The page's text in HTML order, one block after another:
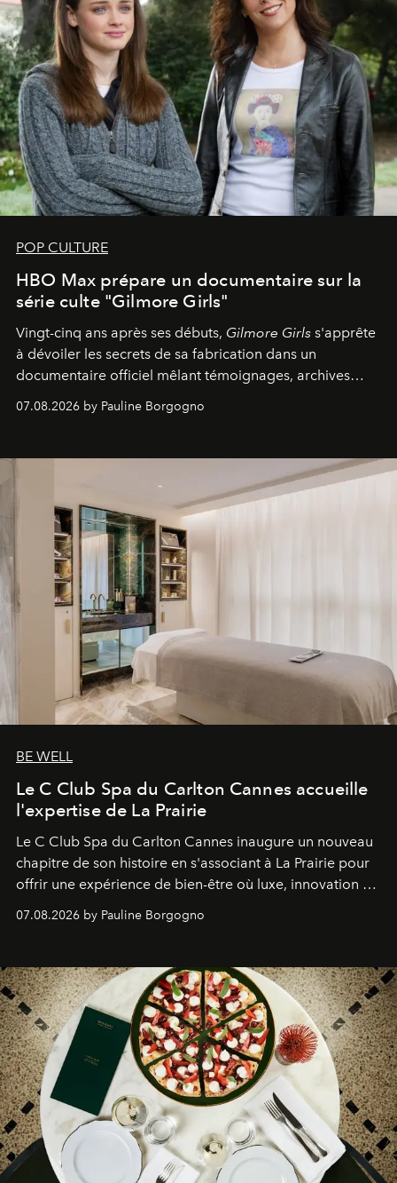
POP CULTURE
HBO Max prépare un documentaire sur la
série culte "Gilmore Girls"
Vingt-cinq ans après ses débuts, Gilmore Girls s'apprête
à dévoiler les secrets de sa fabrication dans un
documentaire officiel mêlant témoignages, archives
générationnel.
07.08.2026 by Pauline Borgogno
BE WELL
Le C Club Spa du Carlton Cannes accueille
l'expertise de La Prairie
Le C Club Spa du Carlton Cannes inaugure un nouveau
chapitre de son histoire en s'associant à La Prairie pour
offrir une expérience de bien-être où luxe, innovation et
07.08.2026 by Pauline Borgogno